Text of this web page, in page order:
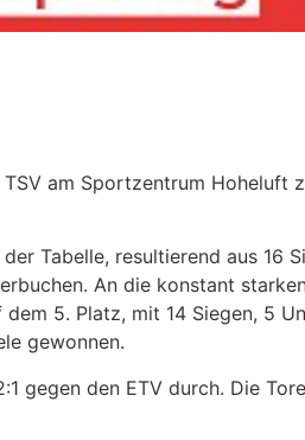
am Sportzentrum Hoheluft
Tabelle, resultierend aus 16
An die konstant
5. Platz, mit 14 Siegen, 5
gewonnen.
gegen den ETV durch. Die